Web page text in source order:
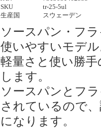
SKU
tr-25-5ul
生産国
スウェーデン
ソースパン・フ
使いやすいモデ
軽量さと使い勝
します。
ソースパンとフ
されているので
になります。